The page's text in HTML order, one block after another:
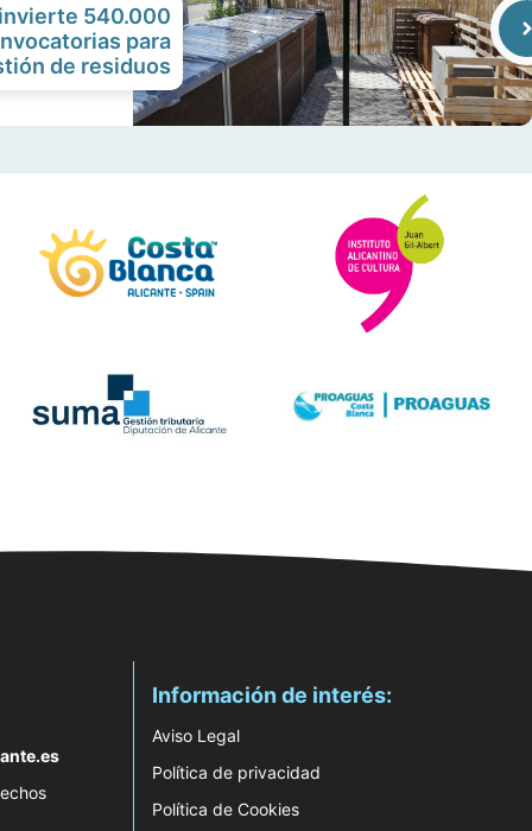
540.000
para
de residuos
Información de interés:
Aviso Legal
Política de privacidad
Política de Cookies